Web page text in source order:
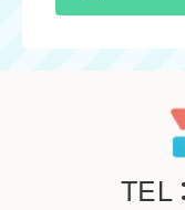
TEL